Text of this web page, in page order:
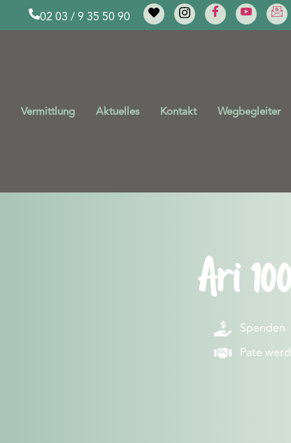
02 03 / 9 35 50 90
Vermittlung Aktuelles Kontakt Wegbegleiter
Ari
Spenden
Pate